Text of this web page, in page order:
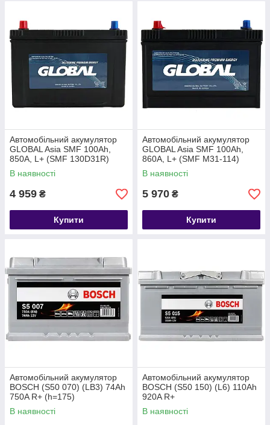
Автомобільний акумулятор
GLOBAL Asia SMF 100Ah,
850A, L+ (SMF 130D31R)
(D31), н.к.
В наявності
4 959 ₴
Купити
Автомобільний акумулятор
GLOBAL Asia SMF 100Ah,
860A, L+ (SMF M31-114)
(M31) подвійна клема (John
Deere)
В наявності
5 970 ₴
Купити
Автомобільний акумулятор
BOSCH (S50 070) (LB3) 74Ah
750A R+ (h=175)
В наявності
Автомобільний акумулятор
BOSCH (S50 150) (L6) 110Ah
920A R+
В наявності